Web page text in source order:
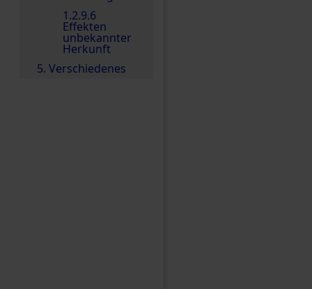
1.2.9.6
Effekten
unbekannter
Herkunft
5. Verschiedenes